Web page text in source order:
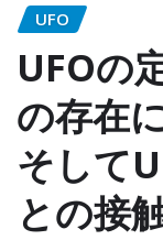
UFO
UFOの
の存在
そして
との接